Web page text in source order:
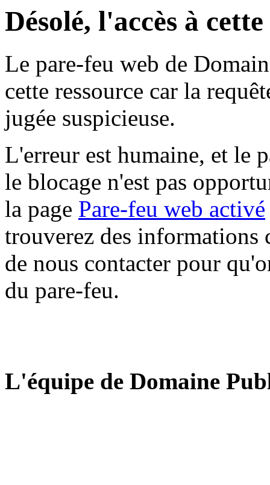
Désolé, l'accès à
Le pare-feu web de
cette ressource car la
jugée suspicieuse.
L'erreur est humaine, et le
le blocage n'est pas
la page Pare-feu web activé
trouverez des informations
de nous contacter pour
du pare-feu.
L'équipe de Domaine